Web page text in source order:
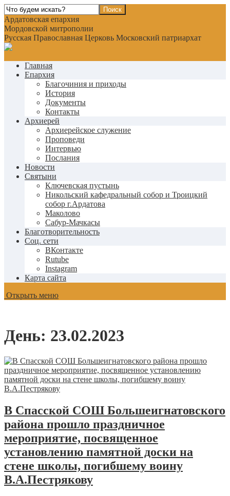
Ардатовская епархия
Мордовской митрополии
Русская Православная Церковь Московский патриархат
Главная
Епархия
Благочиния и приходы
История
Документы
Контакты
Архиерей
Архиерейское служение
Проповеди
Интервью
Послания
Новости
Святыни
Ключевская пустынь
Никольский кафедральный собор и Троицкий
собор г.Ардатова
Маколово
Сабур-Мачкасы
Благотворительность
Соц. сети
ВКонтакте
Rutube
Instagram
Карта сайта
Открыть меню
День: 23.02.2023
В Спасской СОШ Большеигнатовского
района прошло праздничное
мероприятие, посвященное
установлению памятной доски на
стене школы, погибшему воину
В.А.Пестрякову